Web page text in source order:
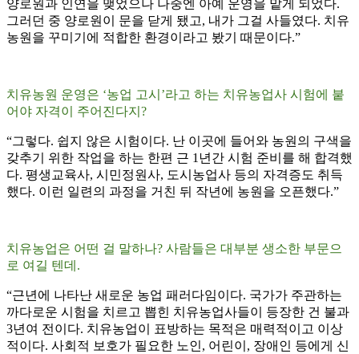
양로원과 인연을 맺었으나 나중엔 아예 운영을 맡게 되었다.
그러던 중 양로원이 문을 닫게 됐고, 내가 그걸 사들였다. 치유
농원을 꾸미기에 적합한 환경이라고 봤기 때문이다.”
치유농원 운영은 ‘농업 고시’라고 하는 치유농업사 시험에 붙
어야 자격이 주어진다지?
“그렇다. 쉽지 않은 시험이다. 난 이곳에 들어와 농원의 구색을
갖추기 위한 작업을 하는 한편 근 1년간 시험 준비를 해 합격했
다. 평생교육사, 시민정원사, 도시농업사 등의 자격증도 취득
했다. 이런 일련의 과정을 거친 뒤 작년에 농원을 오픈했다.”
치유농업은 어떤 걸 말하나? 사람들은 대부분 생소한 부문으
로 여길 텐데.
“근년에 나타난 새로운 농업 패러다임이다. 국가가 주관하는
까다로운 시험을 치르고 뽑힌 치유농업사들이 등장한 건 불과
3년여 전이다. 치유농업이 표방하는 목적은 매력적이고 이상
적이다. 사회적 보호가 필요한 노인, 어린이, 장애인 등에게 신